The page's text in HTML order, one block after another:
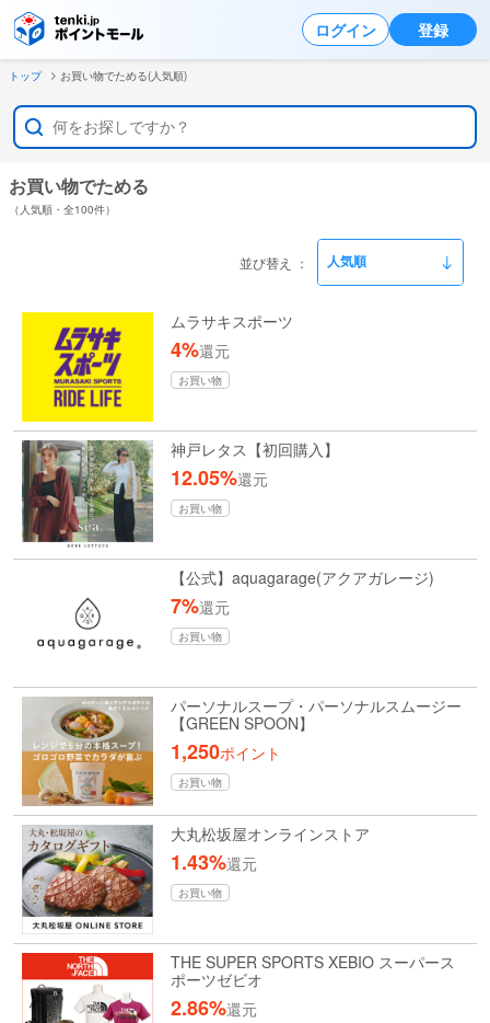
ログイン 登録
トップ お買い物でためる(人気順)
お買い物でためる
（人気順・全100件）
並び替え
ムラサキスポーツ
4%還元
お買い物
神戸レタス【初回購入】
12.05%還元
お買い物
【公式】aquagarage(アクアガレージ)
7%還元
お買い物
パーソナルスープ・パーソナルスムージー
【GREEN SPOON】
1,250ポイント
お買い物
大丸松坂屋オンラインストア
1.43%還元
お買い物
THE SUPER SPORTS XEBIO スーパース
ポーツゼビオ
2.86%還元